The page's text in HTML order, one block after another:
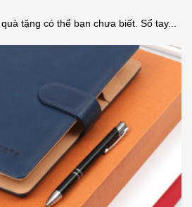
tặng có thể bạn chưa biết. Sổ tay...